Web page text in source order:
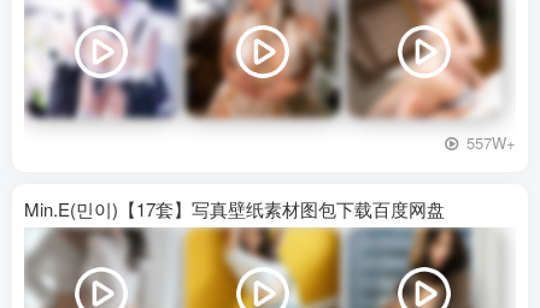
557W+
Min.E(민이)【17套】写真壁纸素材图包下载百度网盘